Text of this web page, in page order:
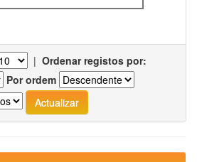
| Ordenar registos por:
Por ordem